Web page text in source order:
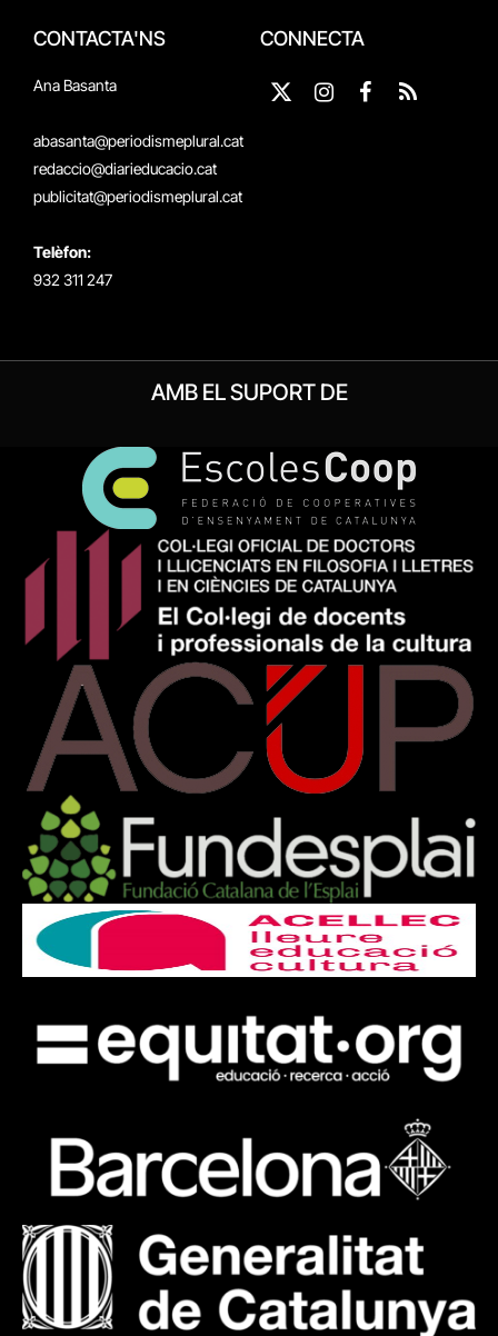
CONTACTA'NS
Ana Basanta
abasanta@periodismeplural.cat
redaccio@diarieducacio.cat
publicitat@periodismeplural.cat
Telèfon:
932 311 247
CONNECTA
X
InstagramFacebook
RSS
AMB EL SUPORT DE